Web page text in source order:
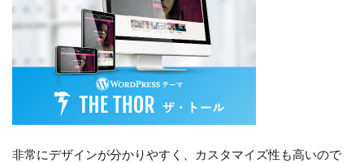
非常にデザインが分かりやすく、カスタマイズ性も高いので